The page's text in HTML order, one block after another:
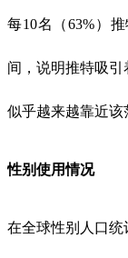
每10名（63%）
间，说明推特吸
似乎越来越靠近该
性别使用情况
在全球性别人口统